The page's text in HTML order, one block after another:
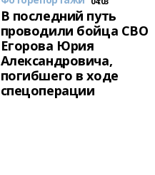
В последний путь
проводили бойца СВО
Егорова Юрия
Александровича,
погибшего в ходе
спецоперации